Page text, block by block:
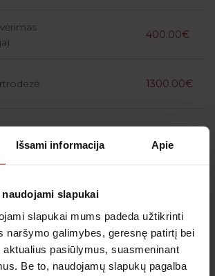
Išsami informacija Apie
slapukai
slapukai mums padeda užtikrinti
naršymo galimybes, geresnę patirtį bei
pasiūlymus, suasmeninant
Be to, naudojamų slapukų pagalba
400.00€
1300.00€
operacija 990.00€